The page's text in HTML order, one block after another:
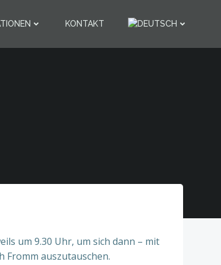
KONTAKT
um 9.30 Uhr, um sich dann – mit
Fromm auszutauschen.